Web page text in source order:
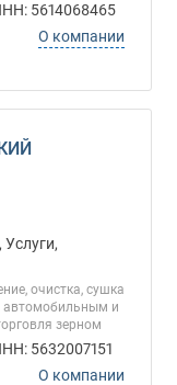
5614068465
О компании
очистка, сушка
автомобильным и
зерном
5632007151
О компании